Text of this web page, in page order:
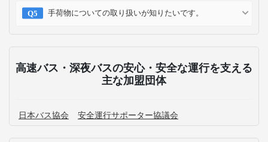
手荷物についての取り扱いが知りたいです。
高速バス・深夜バスの安心・安全な運行を支える
主な加盟団体
日本バス協会 安全運行サポーター協議会